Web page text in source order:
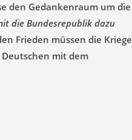
den Gedankenraum um die
die Bundesrepublik dazu
Frieden müssen die Kriege
mit dem